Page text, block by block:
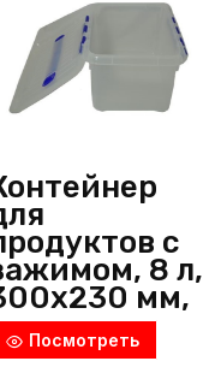
с
8 л,
мм,
мм,
Посмотреть